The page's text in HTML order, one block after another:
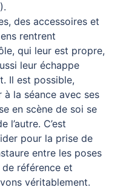
des accessoires et
rentrent
qui leur est propre,
leur échappe
Il est possible,
à la séance avec ses
en scène de soi se
l’autre. C’est
pour la prise de
entre les poses
de référence et
véritablement.